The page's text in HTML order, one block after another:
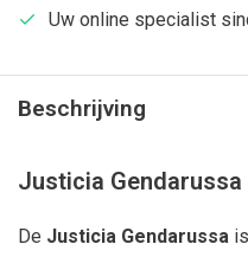
Uw online specialist
Beschrijving
Justicia Gendarussa
De Justicia Gendarussa